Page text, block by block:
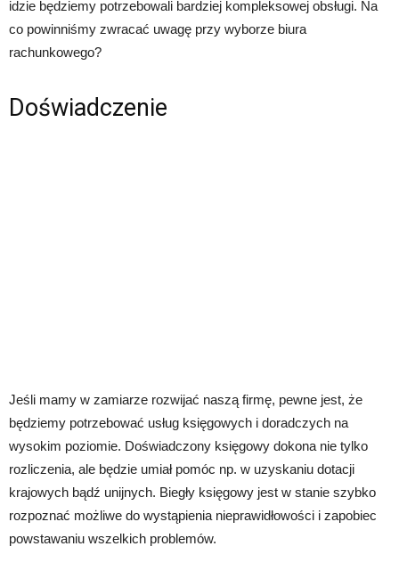
idzie będziemy potrzebowali bardziej kompleksowej obsługi. Na
co powinniśmy zwracać uwagę przy wyborze biura
rachunkowego?
Doświadczenie
Jeśli mamy w zamiarze rozwijać naszą firmę, pewne jest, że
będziemy potrzebować usług księgowych i doradczych na
wysokim poziomie. Doświadczony księgowy dokona nie tylko
rozliczenia, ale będzie umiał pomóc np. w uzyskaniu dotacji
krajowych bądź unijnych. Biegły księgowy jest w stanie szybko
rozpoznać możliwe do wystąpienia nieprawidłowości i zapobiec
powstawaniu wszelkich problemów.